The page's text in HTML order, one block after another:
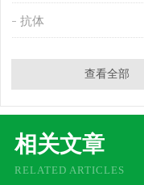
抗体
查看全部
相关文章
RELATED ARTICLES